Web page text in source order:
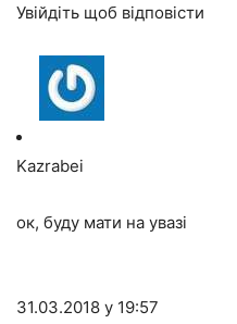
Увійдіть щоб відповісти
Kazrabei
ок, буду мати на увазі
31.03.2018 у 19:57